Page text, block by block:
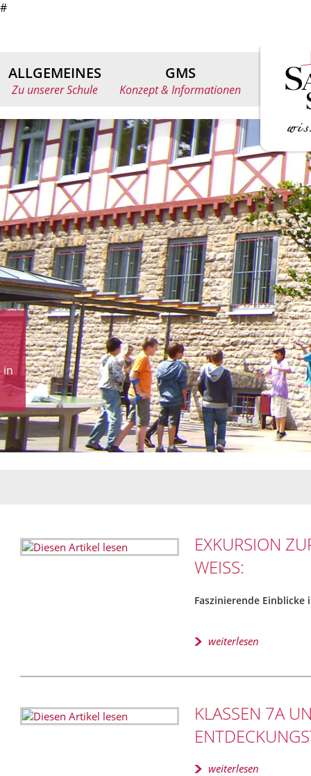
#
ALLGEMEINES
Zu unserer Schule
GMS
Konzept & Informationen
in
EXKURSION
WEISS:
Faszinierende
weiterlesen
KLASSEN 7A
weiterlesen